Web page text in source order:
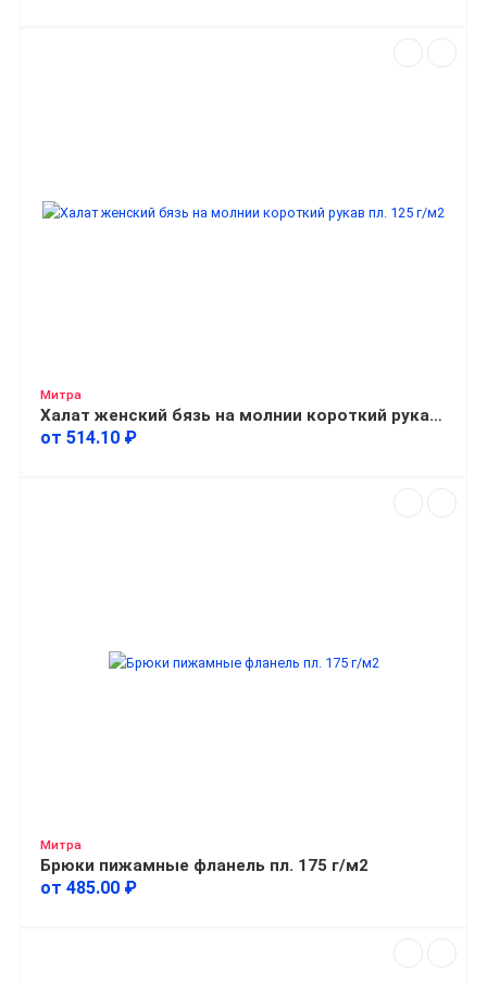
Митра
Халат женский бязь на молнии короткий рукав пл. 125 г/м2
от 514.10 ₽
Митра
Брюки пижамные фланель пл. 175 г/м2
от 485.00 ₽